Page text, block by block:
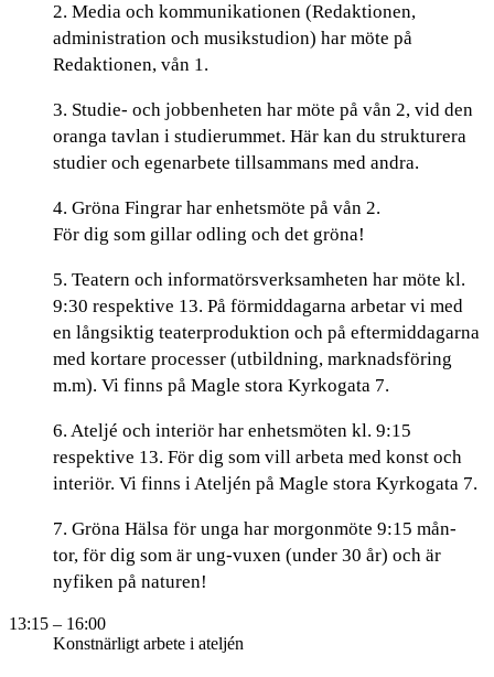
2. Media och kommunikationen (Redaktionen,
administration och musikstudion) har möte på
Redaktionen, vån 1.
3. Studie- och jobbenheten har möte på vån 2, vid den
oranga tavlan i studierummet. Här kan du strukturera
studier och egenarbete tillsammans med andra.
4. Gröna Fingrar har enhetsmöte på vån 2.
För dig som gillar odling och det gröna!
5. Teatern och informatörsverksamheten har möte kl.
9:30 respektive 13. På förmiddagarna arbetar vi med
en långsiktig teaterproduktion och på eftermiddagarna
med kortare processer (utbildning, marknadsföring
m.m). Vi finns på Magle stora Kyrkogata 7.
6. Ateljé och interiör har enhetsmöten kl. 9:15
respektive 13. För dig som vill arbeta med konst och
interiör. Vi finns i Ateljén på Magle stora Kyrkogata 7.
7. Gröna Hälsa för unga har morgonmöte 9:15 mån-
tor, för dig som är ung-vuxen (under 30 år) och är
nyfiken på naturen!
13:15 – 16:00
Konstnärligt arbete i ateljén